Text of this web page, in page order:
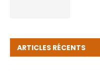
ARTICLES RÉCENTS